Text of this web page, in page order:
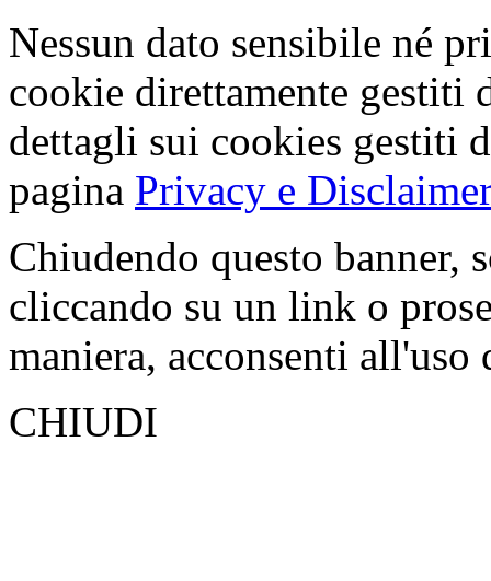
Nessun dato sensibile né
cookie direttamente gestiti
dettagli sui cookies gestiti
pagina Privacy e Disclaimer
Chiudendo questo banner,
cliccando su un link o
maniera, acconsenti all'uso
CHIUDI